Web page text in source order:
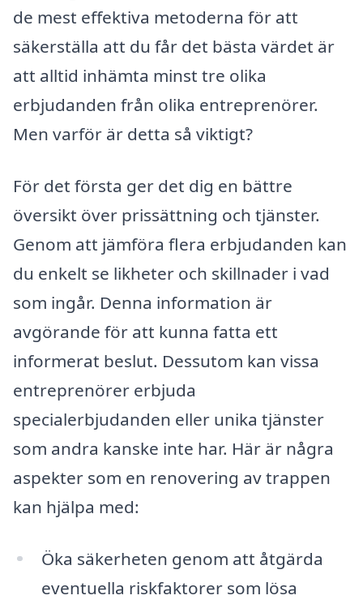
de mest effektiva metoderna för att
säkerställa att du får det bästa värdet är
att alltid inhämta minst tre olika
erbjudanden från olika entreprenörer.
Men varför är detta så viktigt?
För det första ger det dig en bättre
översikt över prissättning och tjänster.
Genom att jämföra flera erbjudanden kan
du enkelt se likheter och skillnader i vad
som ingår. Denna information är
avgörande för att kunna fatta ett
informerat beslut. Dessutom kan vissa
entreprenörer erbjuda
specialerbjudanden eller unika tjänster
som andra kanske inte har. Här är några
aspekter som en renovering av trappen
kan hjälpa med:
Öka säkerheten genom att åtgärda
eventuella riskfaktorer som lösa